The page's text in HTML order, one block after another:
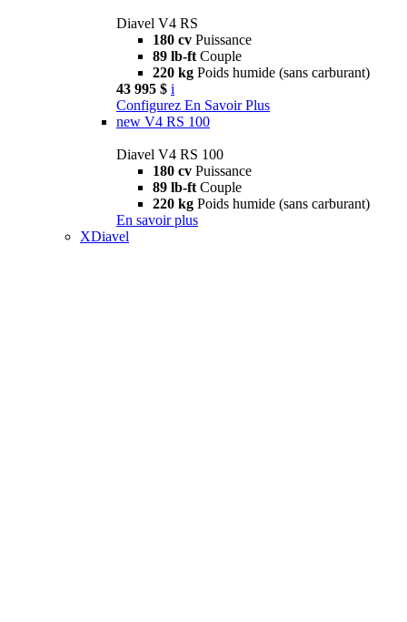
Diavel V4 RS
180 cv Puissance
89 lb-ft Couple
220 kg Poids humide (sans carburant)
43 995 $ i
Configurez En Savoir Plus
new V4 RS 100
Diavel V4 RS 100
180 cv Puissance
89 lb-ft Couple
220 kg Poids humide (sans carburant)
En savoir plus
XDiavel